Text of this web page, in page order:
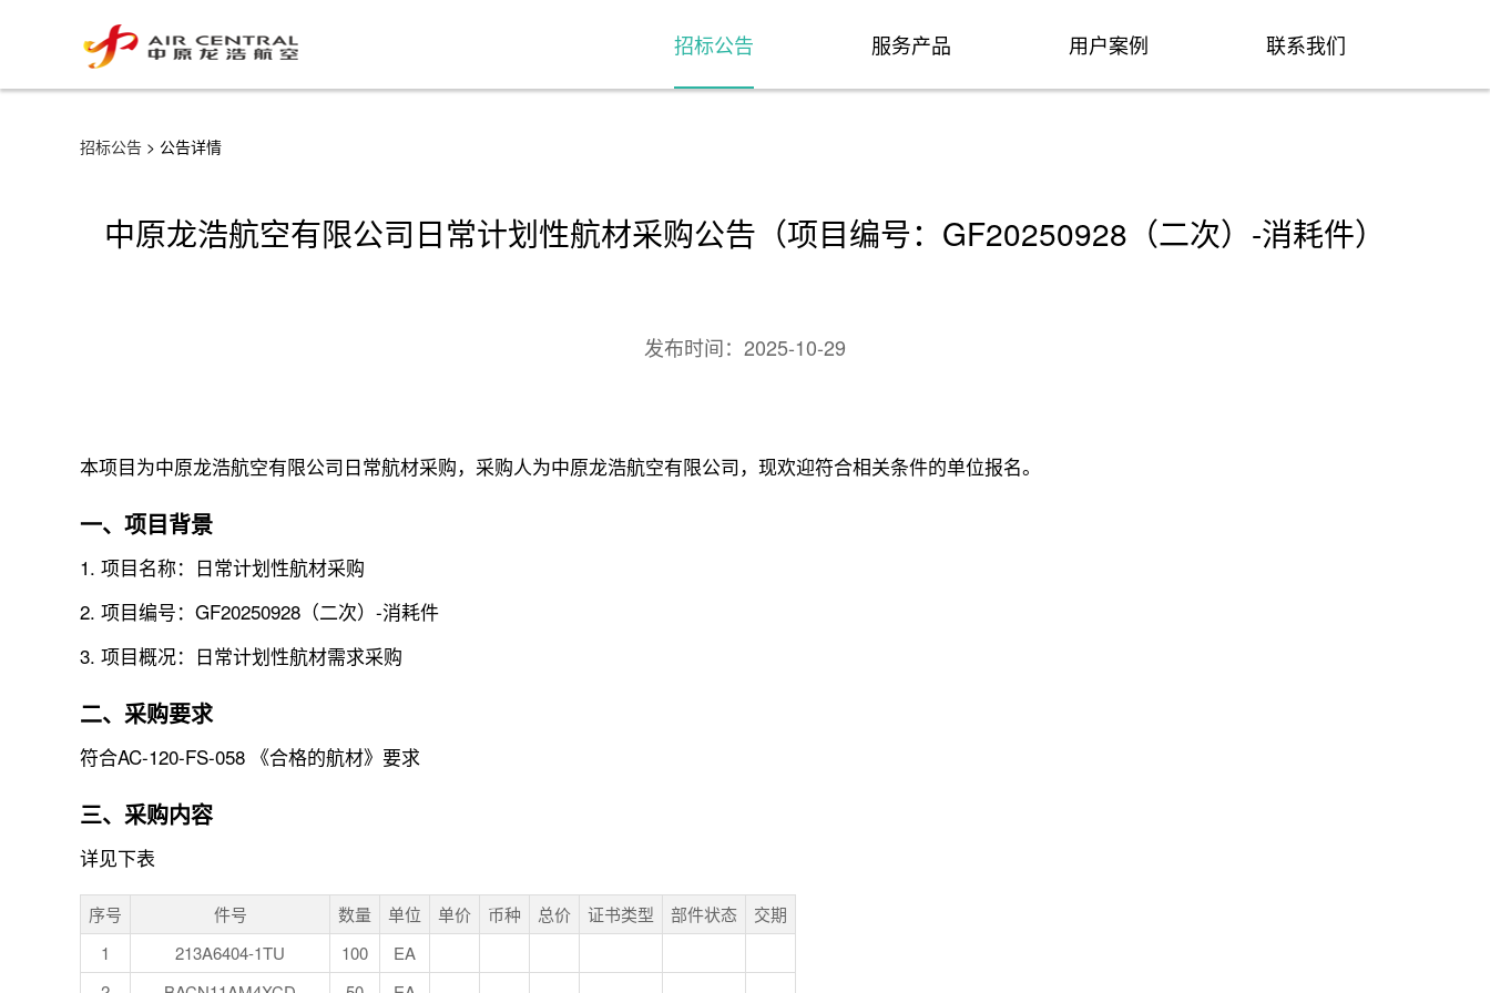
招标公告 服务产品 用户案例 联系我们
招标公告 > 公告详情
中原龙浩航空有限公司日常计划性航材采购公告（项目编号：GF20250928（二次）-消耗件）
发布时间： 2025-10-29
本项目为中原龙浩航空有限公司日常航材采购，采购人为中原龙浩航空有限公司，现欢迎符合相关条件的单位报名。
一、项目背景
1. 项目名称：日常计划性航材采购
2. 项目编号：GF20250928（二次）-消耗件
3. 项目概况：日常计划性航材需求采购
二、采购要求
符合AC-120-FS-058 《合格的航材》要求
三、采购内容
详见下表
序号 件号 数量 单位 单价 币种 总价 证书类型 部件状态
交期
1
213A6404-1TU 100
EA